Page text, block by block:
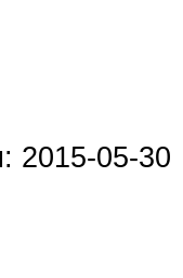
2015-05-30